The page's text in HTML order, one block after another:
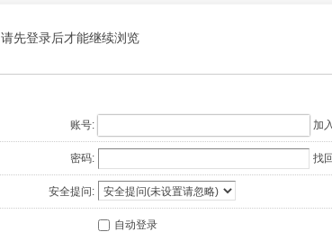
请先登录后才能继续浏览
账号: 加
密码: 找
安全提问:
自动登录